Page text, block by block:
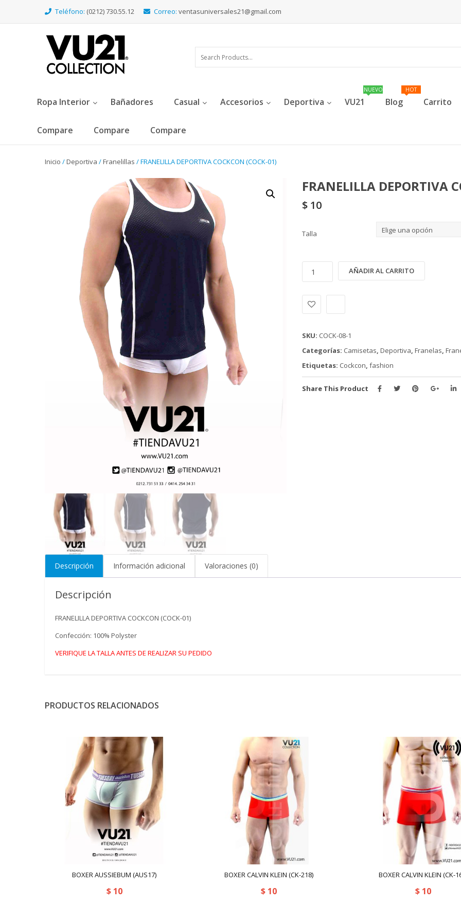
Teléfono: (0212) 730.55.12 Correo: ventasuniversales21@gmail.com
Ropa Interior Bañadores Casual Accesorios Deportiva VU21 Blog Carrito
Compare Compare Compare
Inicio /Deportiva /Franelillas / FRANELILLA DEPORTIVA COCKCON (COCK-01)
FRANELILLA DEPORTIVA
$ 10
Talla
DEPORTIVA
(COCK-
01)
AÑADIR AL CARRITO
SKU: COCK-08-1
Categorías: Camisetas, Deportiva, Franelas,
Etiquetas: Cockcon, fashion
Share This Product
Descripción Información adicional Valoraciones (0)
Descripción
FRANELILLA DEPORTIVA COCKCON (COCK-01)
Confección: 100% Polyster
VERIFIQUE LA TALLA ANTES DE REALIZAR SU PEDIDO
PRODUCTOS RELACIONADOS
BOXER AUSSIEBUM (AUS17)
$10
BOXER CALVIN KLEIN (CK-218)
$10
BOXER CALVIN KLEIN (CK-
$10